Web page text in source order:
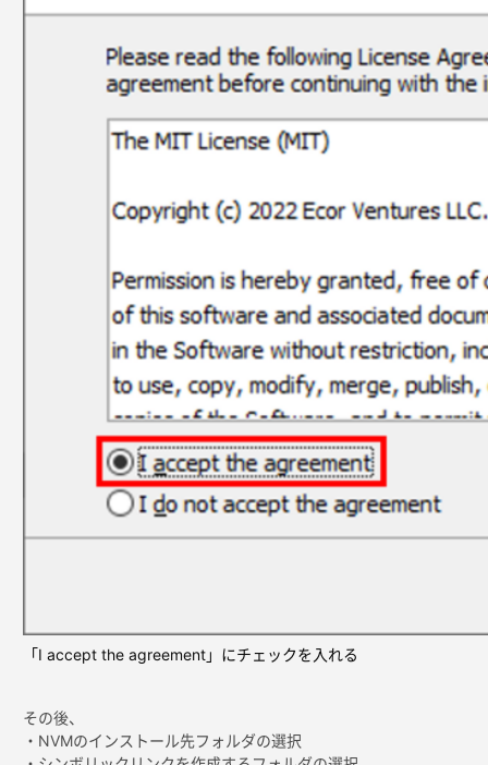
「I accept the agreement」にチェックを入れる
その後、
・NVMのインストール先フォルダの選択